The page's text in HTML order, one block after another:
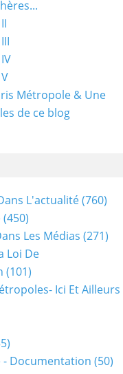
Métropole & Une
de ce blog
L'actualité(760)
(450)
Les Médias (271)
Loi De
(101)
Ici Et Ailleurs
Documentation (50)